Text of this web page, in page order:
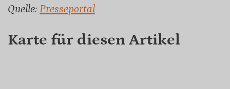
Quelle: Presseportal
Karte für diesen Artikel